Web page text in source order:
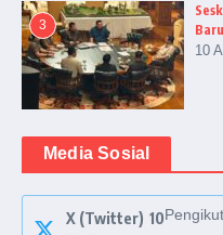
3
10
Media Sosial
X (Twitter) 10Pengikut